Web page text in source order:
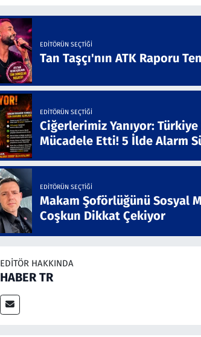
EDITÖRÜN SEÇTIĞI
Tan Taşçı'nın ATK Raporu
EDITÖRÜN SEÇTIĞI
Ciğerlerimiz Yanıyor: Türkiye
Mücadele Etti! 5 İlde Alarm
EDITÖRÜN SEÇTIĞI
Makam Şoförlüğünü Sosyal
Coşkun Dikkat Çekiyor
EDITÖR HAKKINDA
HABER TR